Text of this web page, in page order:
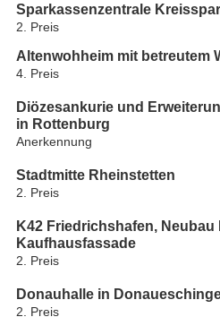
Sparkassenzentrale
2. Preis
Altenwohheim mit betreutem
4. Preis
Diözesankurie und
in Rottenburg
Anerkennung
Stadtmitte Rheinstetten
2. Preis
K42 Friedrichshafen, Neubau
Kaufhausfassade
2. Preis
Donauhalle in
2. Preis